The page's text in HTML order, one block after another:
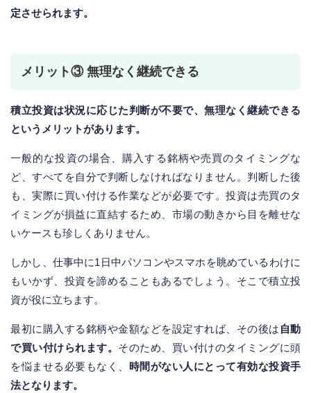
定させられます。
メリット③ 無理なく継続できる
積立投資は状況に応じた判断が不要で、無理なく継続できる
というメリットがあります。
一般的な投資の場合、購入する銘柄や売買のタイミングな
ど、すべてを自分で判断しなければなりません。判断した後
も、実際に買い付ける作業などが必要です。投資は売買のタ
イミングが損益に直結するため、市場の動きから目を離せな
いケースも珍しくありません。
しかし、仕事中に1日中パソコンやスマホを眺めているわけに
もいかず、投資を諦めることもあるでしょう。そこで積立投
資が役に立ちます。
最初に購入する銘柄や金額などを設定すれば、その後は 自動
で買い付けられます。 そのため、買い付けのタイミングに頭
を悩ませる必要もなく、 時間がない人にとって有効な投資手
法となります。